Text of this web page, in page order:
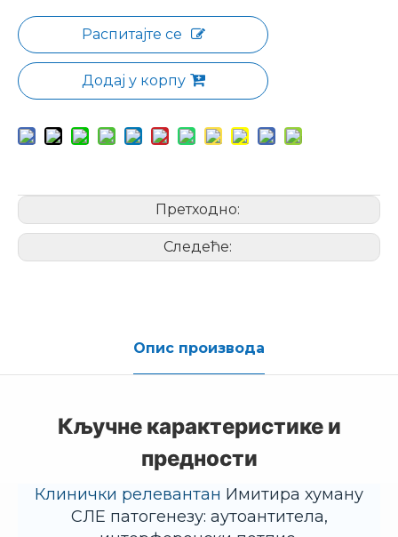
Распитајте се
Додај у корпу
Претходно:
Следеће:
Опис производа
Кључне карактеристике и
предности
Клинички релевантан Имитира хуману
СЛЕ патогенезу: аутоантитела,